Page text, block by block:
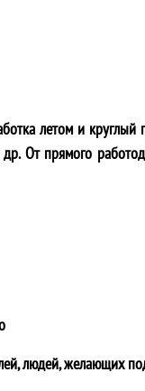
летом и
От прямого
людей, желающих